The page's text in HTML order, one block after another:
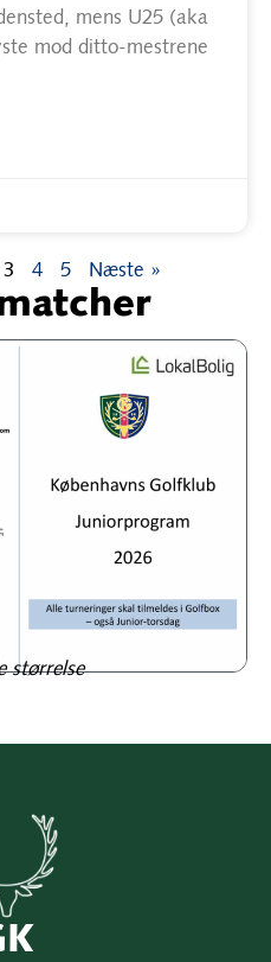
mens U25 (aka
mod ditto-mestrene
3 4 5 Næste »
størrelse